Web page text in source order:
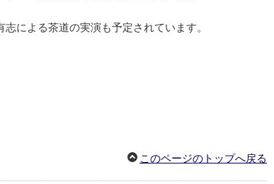
による茶道の実演も予定されています。
このページのトップへ戻る